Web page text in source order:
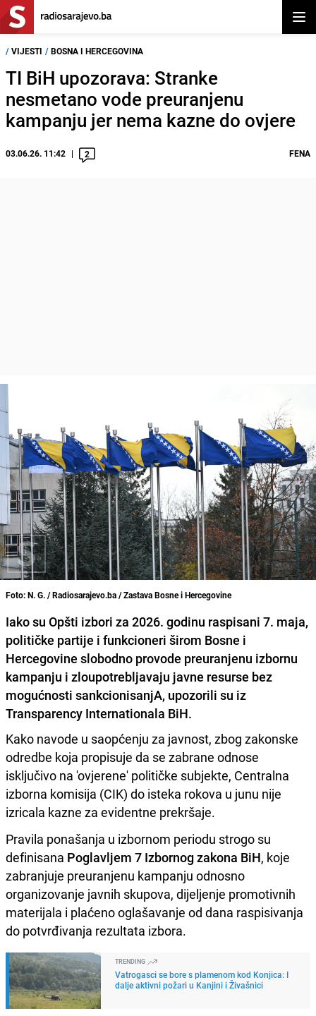
/ VIJESTI / BOSNA I HERCEGOVINA
TI BiH upozorava: Stranke
nesmetano vode preuranjenu
kampanju jer nema kazne do ovjere
03.06.26. 11:42 2 FENA
Foto: N. G. / Radiosarajevo.ba / Zastava Bosne i Hercegovine
Iako su Opšti izbori za 2026. godinu raspisani 7. maja,
političke partije i funkcioneri širom Bosne i
Hercegovine slobodno provode preuranjenu izbornu
kampanju i zloupotrebljavaju javne resurse bez
mogućnosti sankcionisanjA, upozorili su iz
Transparency Internationala BiH.
Kako navode u saopćenju za javnost, zbog zakonske
odredbe koja propisuje da se zabrane odnose
isključivo na 'ovjerene' političke subjekte, Centralna
izborna komisija (CIK) do isteka rokova u junu nije
izricala kazne za evidentne prekršaje.
Pravila ponašanja u izbornom periodu strogo su
definisana Poglavljem 7 Izbornog zakona BiH, koje
zabranjuje preuranjenu kampanju odnosno
organizovanje javnih skupova, dijeljenje promotivnih
materijala i plaćeno oglašavanje od dana raspisivanja
do potvrđivanja rezultata izbora.
TRENDING
Vatrogasci se bore s plamenom kod Konjica: I
dalje aktivni požari u Kanjini i Živašnici